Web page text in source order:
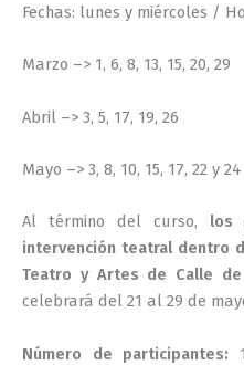
Fechas: lunes y miércoles /
Marzo –> 1, 6, 8, 13, 15, 20, 29
Abril –> 3, 5, 17, 19, 26
Mayo –> 3, 8, 10, 15, 17, 22 y 24
Al término del curso, los
intervención teatral dentro
Teatro y Artes de Calle de
celebrará del 21 al 29 de
Número de participantes: